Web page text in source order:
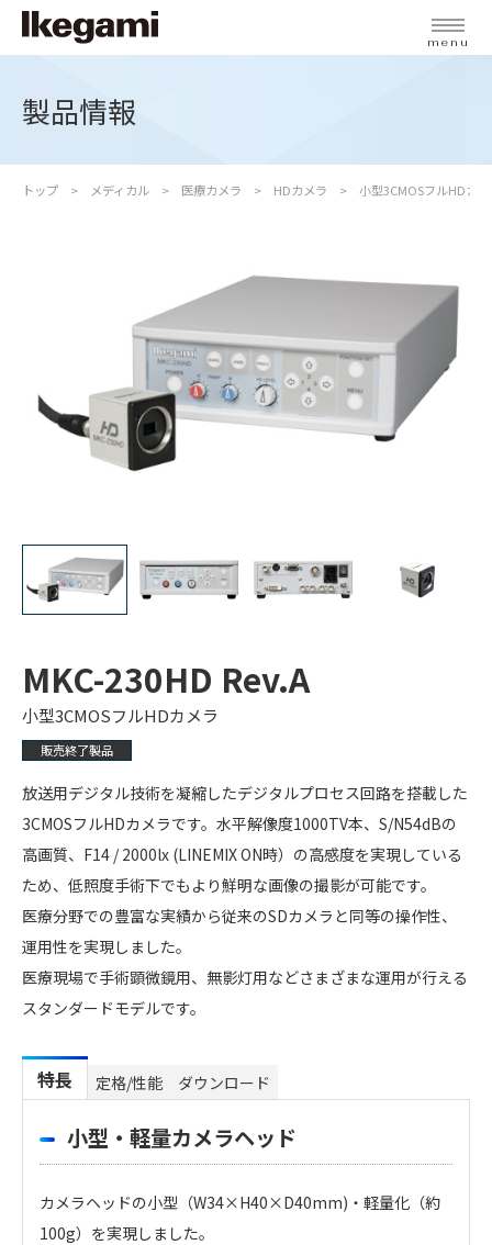
menu
製品情報
トップ メディカル 医療カメラ HDカメラ 小型3CMOSフルHDカ
MKC-230HD Rev.A
小型3CMOSフルHDカメラ
販売終了製品
放送用デジタル技術を凝縮したデジタルプロセス回路を搭載した
3CMOSフルHDカメラです。水平解像度1000TV本、S/N54dBの
高画質、F14 / 2000lx (LINEMIX ON時）の高感度を実現している
ため、低照度手術下でもより鮮明な画像の撮影が可能です。
医療分野での豊富な実績から従来のSDカメラと同等の操作性、
運用性を実現しました。
医療現場で手術顕微鏡用、無影灯用などさまざまな運用が行える
スタンダードモデルです。
特長 定格/性能 ダウンロード
小型・軽量カメラヘッド
カメラヘッドの小型（W34×H40×D40mm)・軽量化（約
100g）を実現しました。